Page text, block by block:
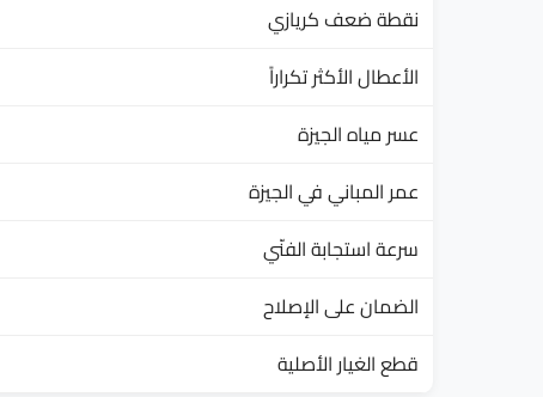
نقطة ضعف كريازي
الأعطال الأكثر تكراراً
عسر مياه الجيزة
عمر المباني في الجيزة
سرعة استجابة الفنّي
الضمان على الإصلاح
قطع الغيار الأصلية